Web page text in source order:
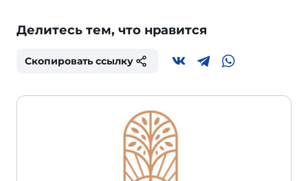
Делитесь тем, что нравится
Скопировать ссылку